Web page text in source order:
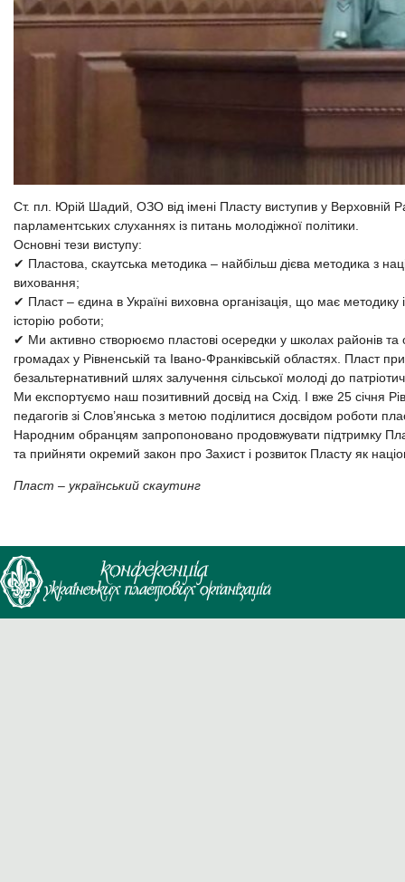
Ст. пл. Юрій Шадий, ОЗО від імені Пласту виступив у Верховній
парламентських слуханнях із питань молодіжної політики.
Основні тези виступу:
✔ Пластова, скаутська методика – найбільш дієва методика з
виховання;
✔ Пласт – єдина в Україні виховна організація, що має методику
історію роботи;
✔ Ми активно створюємо пластові осередки у школах районів та
громадах у Рівненській та Івано-Франківській областях. Пласт
безальтернативний шлях залучення сільської молоді до
Ми експортуємо наш позитивний досвід на Схід. І вже 25 січня
педагогів зі Слов’янська з метою поділитися досвідом роботи
Народним обранцям запропоновано продовжувати підтримку
та прийняти окремий закон про Захист і розвиток Пласту як
Пласт – український скаутинг